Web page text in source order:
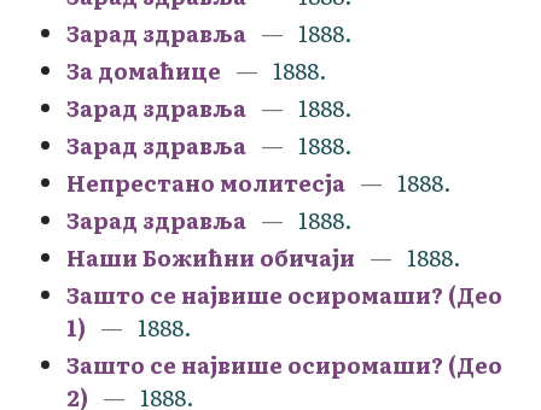
Зарад здравља
1888.
За домаћице
1888.
Зарад здравља
1888.
Зарад здравља
1888.
Непрестано молитесја
1888.
Зарад здравља
1888.
Наши Божићни обичаји
1888.
Зашто се највише осиромаши? (Део
1)
1888.
Зашто се највише осиромаши? (Део
2)
1888.